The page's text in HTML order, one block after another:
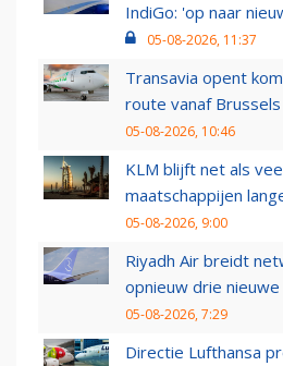
IndiGo: 'op naar
05-08-2026, 11:37
Transavia opent
route vanaf
05-08-2026, 10:46
KLM blijft net als
maatschappijen
05-08-2026, 9:00
Riyadh Air breidt
opnieuw drie
05-08-2026, 7:29
Directie Lufthansa